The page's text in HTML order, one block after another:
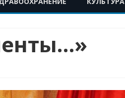
к
содержимому